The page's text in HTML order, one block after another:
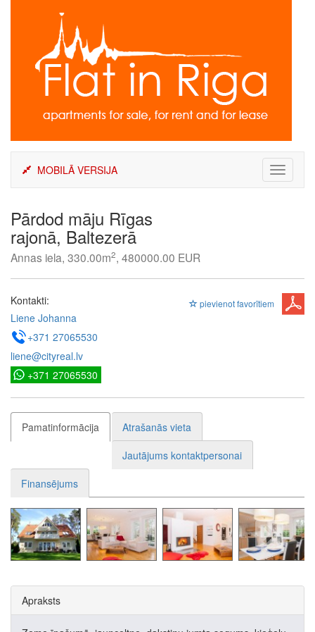
Toggle
MOBILĀ VERSIJA
Pārdod māju Rīgas
rajonā, Baltezerā
Annas iela, 330.00m2, 480000.00 EUR
pievienot favorītiem
Kontakti:
Liene Johanna
+371 27065530
liene@cityreal.lv
+371 27065530
Pamatinformācija
Atrašanās vieta
Jautājums kontaktpersonai
Finansējums
Apraksts